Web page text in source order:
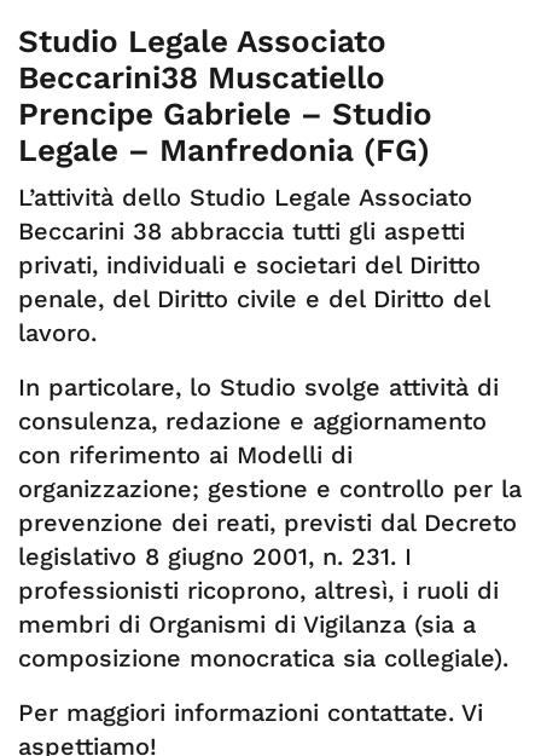
Studio Legale Associato
Beccarini38 Muscatiello
Prencipe Gabriele – Studio
Legale – Manfredonia (FG)
L’attività dello Studio Legale Associato
Beccarini 38 abbraccia tutti gli aspetti
privati, individuali e societari del Diritto
penale, del Diritto civile e del Diritto del
lavoro.
In particolare, lo Studio svolge attività di
consulenza, redazione e aggiornamento
con riferimento ai Modelli di
organizzazione; gestione e controllo per la
prevenzione dei reati, previsti dal Decreto
legislativo 8 giugno 2001, n. 231. I
professionisti ricoprono, altresì, i ruoli di
membri di Organismi di Vigilanza (sia a
composizione monocratica sia collegiale).
Per maggiori informazioni contattate. Vi
aspettiamo!